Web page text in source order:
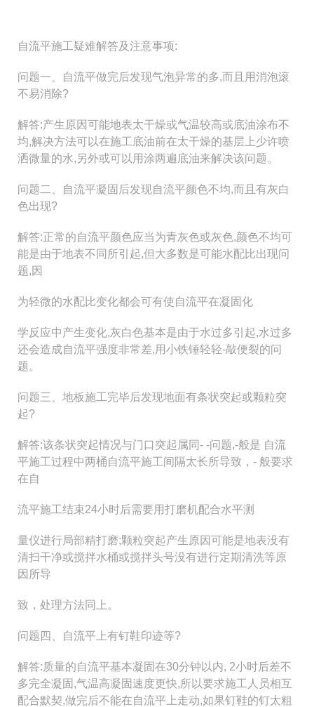
自流平施工疑难解答及注意事项:
问题一、自流平做完后发现气泡异常的多,而且用消泡滚
不易消除?
解答:产生原因可能地表太干燥或气温较高或底油涂布不
均,解决方法可以在施工底油前在太干燥的基层上少许喷
洒微量的水,另外或可以用涂两遍底油来解决该问题。
问题二、自流平凝固后发现自流平颜色不均,而且有灰白
色出现?
解答:正常的自流平颜色应当为青灰色或灰色,颜色不均可
能是由于地表不同所引起,但大多数是可能水配比出现问
题,因
为轻微的水配比变化都会可有使自流平在凝固化
学反应中产生变化,灰白色基本是由于水过多引起,水过多
还会造成自流平强度非常差,用小铁锤轻轻-敲便裂的问
题。
问题三、地板施工完毕后发现地面有条状突起或颗粒突
起?
解答:该条状突起情况与门口突起属同- -问题,-般是 自流
平施工过程中两桶自流平施工间隔太长所导致，- 般要求
在自
流平施工结束24小时后需要用打磨机配合水平测
量仪进行局部精打磨;颗粒突起产生原因可能是地表没有
清扫干净或搅拌水桶或搅拌头号没有进行定期清洗等原
因所导
致，处理方法同上。
问题四、自流平上有钉鞋印迹等?
解答:质量的自流平基本凝固在30分钟以内, 2小时后差不
多完全凝固,气温高凝固速度更快,所以要求施工人员相互
配合默契,做完后不能在自流平上走动,如果钉鞋的钉太粗